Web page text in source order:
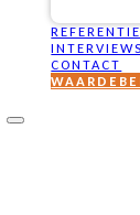
INTERVIEWS
CONTACT